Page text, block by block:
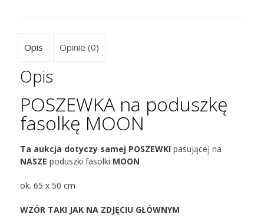
Opis Opinie (0)
Opis
POSZEWKA na poduszkę
fasolkę MOON
Ta aukcja dotyczy samej POSZEWKI pasującej na
NASZE poduszki fasolki MOON
ok. 65 x 50 cm
WZÓR TAKI JAK NA ZDJĘCIU GŁÓWNYM